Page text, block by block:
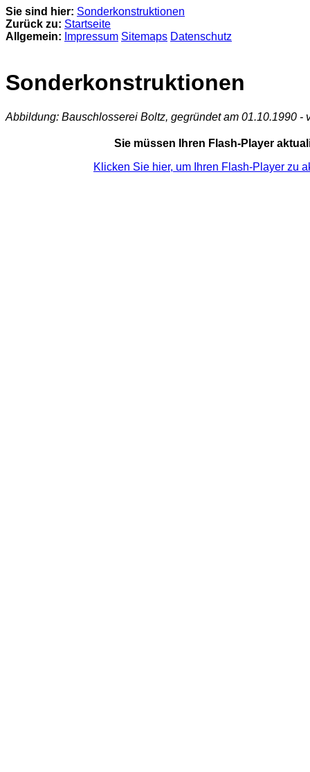
Sie sind hier: Sonderkonstruktionen
Zurück zu: Startseite
Allgemein: Impressum Sitemaps Datenschutz
Sonderkonstruktionen
Abbildung: Bauschlosserei Boltz, gegründet am 01.10.1990 -
Sie müssen Ihren Flash-Player
Klicken Sie hier, um Ihren Flash-Player zu